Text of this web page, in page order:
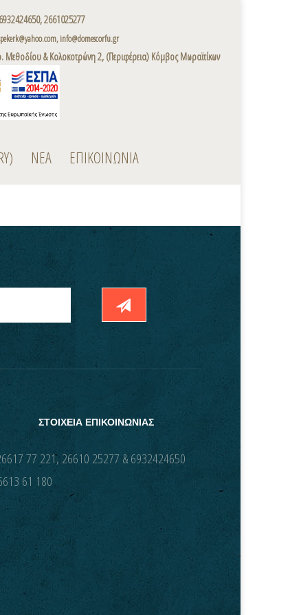
2661025277
info@domescorfu.gr
Μεθοδίου & Κολοκοτρώνη 2, (Περιφέρεια) Κόμβος Μωραϊτίκων
ΝΕΑ ΕΠΙΚΟΙΝΩΝΙΑ
ΣΤΟΙΧΕΙΑ ΕΠΙΚΟΙΝΩΝΙΑΣ
77 221, 26610 25277 & 6932424650
61 180